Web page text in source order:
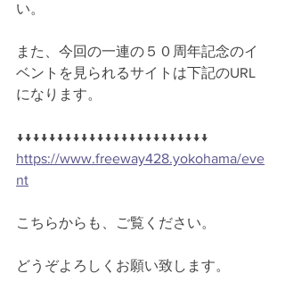
い。
また、今回の一連の５０周年記念のイ
ベントを見られるサイトは下記のURL
になります。
↓↓↓↓↓↓↓↓↓↓↓↓↓↓↓↓↓↓↓↓↓↓↓↓
https://www.freeway428.yokohama/eve
nt
こちらからも、ご覧ください。
どうぞよろしくお願い致します。